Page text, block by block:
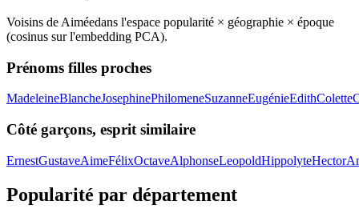
Voisins de Aiméedans l'espace popularité × géographie × époque
(cosinus sur l'embedding PCA).
Prénoms filles proches
MadeleineBlancheJosephinePhilomeneSuzanneEugénieEdithColette
Côté garçons, esprit similaire
ErnestGustaveAimeFélixOctaveAlphonseLeopoldHippolyteHector
Popularité par département